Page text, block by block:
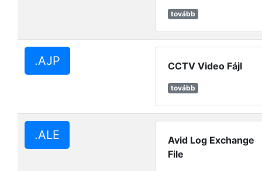
tovább
.AJP CCTV Video Fájl
tovább
.ALE
Avid Log Exchange
File